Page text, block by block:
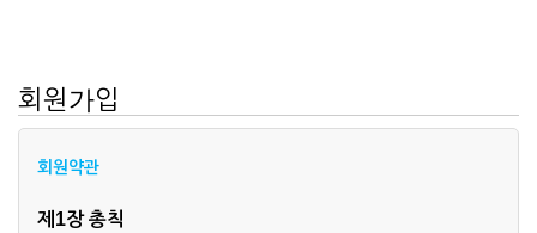
회원가입
회원약관
제1장 총칙